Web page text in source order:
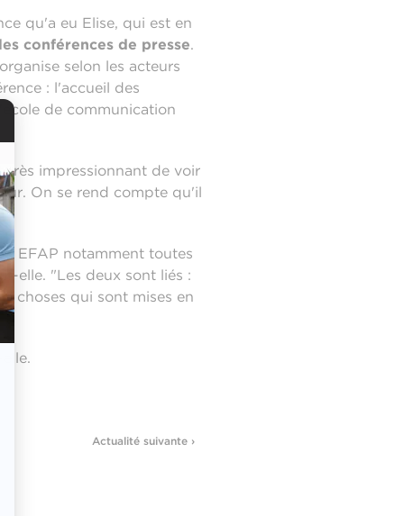
qu'a eu Elise, qui est en
conférences de presse.
selon les acteurs
: l'accueil des
de communication
très impressionnant de voir
On se rend compte qu'il
EFAP notamment toutes
elle. "Les deux sont liés :
choses qui sont mises en
Actualité suivante ›